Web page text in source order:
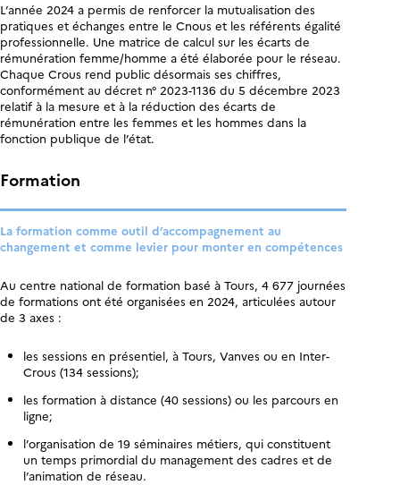
L’année 2024 a permis de renforcer la mutualisation des
pratiques et échanges entre le Cnous et les référents égalité
professionnelle. Une matrice de calcul sur les écarts de
rémunération femme/homme a été élaborée pour le réseau.
Chaque Crous rend public désormais ses chiffres,
conformément au décret n° 2023-1136 du 5 décembre 2023
relatif à la mesure et à la réduction des écarts de
rémunération entre les femmes et les hommes dans la
fonction publique de l’état.
Formation
La formation comme outil d’accompagnement au
changement et comme levier pour monter en compétences
Au centre national de formation basé à Tours, 4 677 journées
de formations ont été organisées en 2024, articulées autour
de 3 axes :
les sessions en présentiel, à Tours, Vanves ou en Inter-
Crous (134 sessions);
les formation à distance (40 sessions) ou les parcours en
ligne;
l’organisation de 19 séminaires métiers, qui constituent
un temps primordial du management des cadres et de
l’animation de réseau.